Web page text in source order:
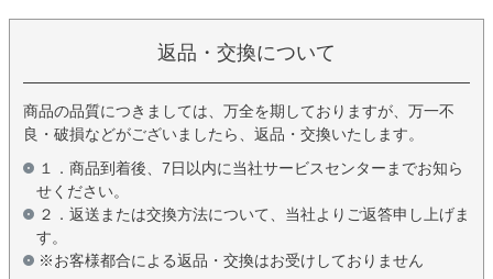
返品・交換について
商品の品質につきましては、万全を期しておりますが、万一不
良・破損などがございましたら、返品・交換いたします。
１．商品到着後、7日以内に当社サービスセンターまでお知ら
せください。
２．返送または交換方法について、当社よりご返答申し上げま
す。
※お客様都合による返品・交換はお受けしておりません